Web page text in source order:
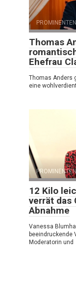
PROMINENTEN
Thomas
Ehefrau
Thomas Anders
eine
PROMINENTEN
12 Kilo
verrät das
Abnahme
Vanessa
beeindruckende
Moderatorin und